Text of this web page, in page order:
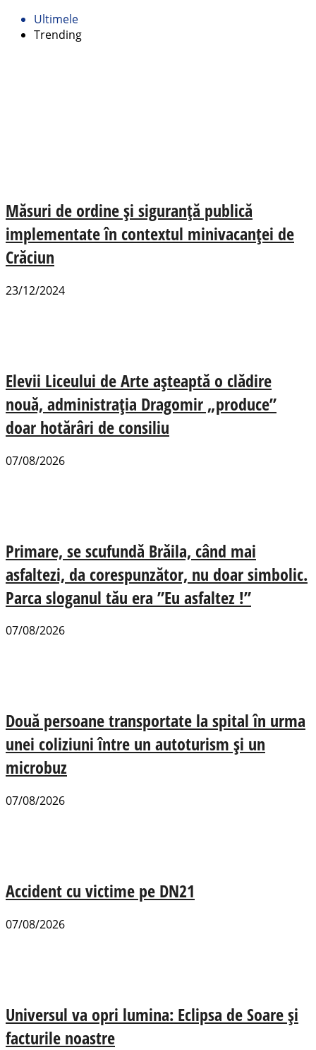
Ultimele
Trending
Măsuri de ordine și siguranță publică
implementate în contextul minivacanței de
Crăciun
23/12/2024
Elevii Liceului de Arte așteaptă o clădire
nouă, administrația Dragomir „produce”
doar hotărâri de consiliu
07/08/2026
Primare, se scufundă Brăila, când mai
asfaltezi, da corespunzător, nu doar simbolic.
Parca sloganul tău era ”Eu asfaltez !”
07/08/2026
Două persoane transportate la spital în urma
unei coliziuni între un autoturism și un
microbuz
07/08/2026
Accident cu victime pe DN21
07/08/2026
Universul va opri lumina: Eclipsa de Soare și
facturile noastre